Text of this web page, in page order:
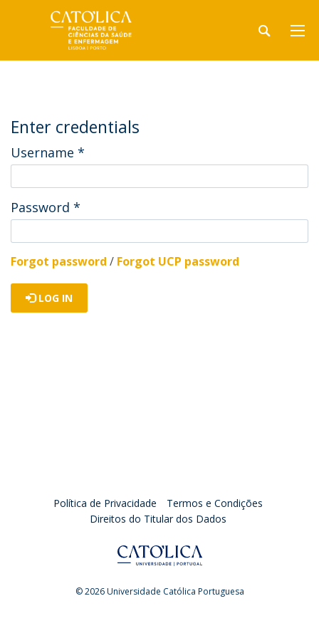
Enter credentials
Username *
Password *
Forgot password / Forgot UCP password
LOG IN
Política de Privacidade
Termos e Condições
Direitos do Titular dos Dados
© 2026 Universidade Católica Portuguesa